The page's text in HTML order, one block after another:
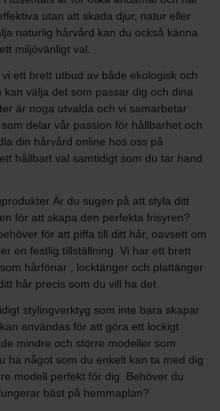
utan att skada djur, natur eller
naturlig hårvård kan du också känna
miljövänligt val.
ett brett utbud av både ekologisk och
välja det som passar dig och dina
är noga utvalda och vi samarbetar
delar vår passion för hållbarhet och
din hårvård online hos oss på
hållbart val samtidigt som du tar hand
Är du sugen på att styla ditt
för att skapa den perfekta frisyren?
för att piffa till ditt hår, oavsett om
en festlig tillställning. Vi har ett brett
hårfönar , locktänger och plattänger
hår precis som du vill ha det.
stylingverktyg som inte bara skapar
användas för att göra ett lockigt
mindre och större modeller som
ha något som du enkelt kan ta med dig
modell perfekt för dig. Behöver du
bäst på hemmaplan?